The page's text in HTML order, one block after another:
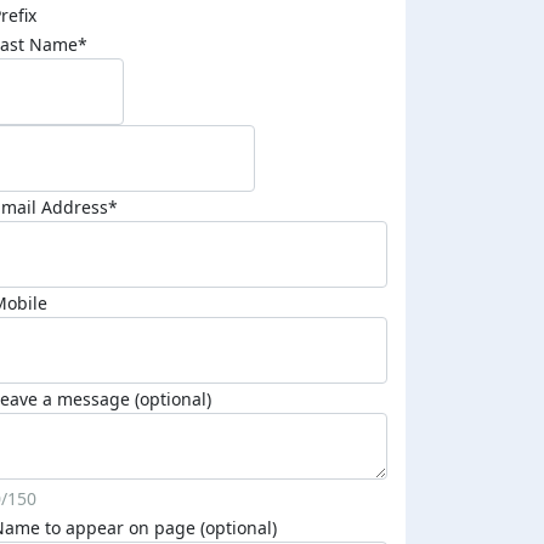
Name*
Address*
a message (optional)
150
to appear on page (optional)